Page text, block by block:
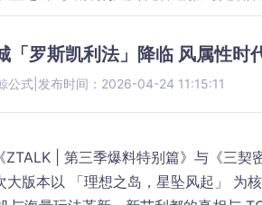
「罗斯凯利法」降临 风属性时
公式 发布时间：2026-04-24 11:15:11
ZTALK | 第三季爆料特别篇》与《三契
版本以 「理想之岛，星坠风起」 为